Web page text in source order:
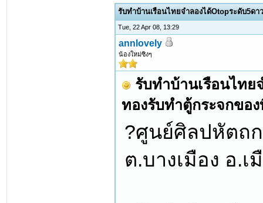
รับทำบ้านเรือนไทยจำลองได้Otopระดับ5ด
Tue, 22 Apr 08, 13:29
annlovely
น้องใหม่ซิงๆ
รับทำบ้านเรือนไทย
ทองรับทำตู้กระจกขอ
?ศูนย์ศิลปหัตถ
ต.บางเมือง อ.